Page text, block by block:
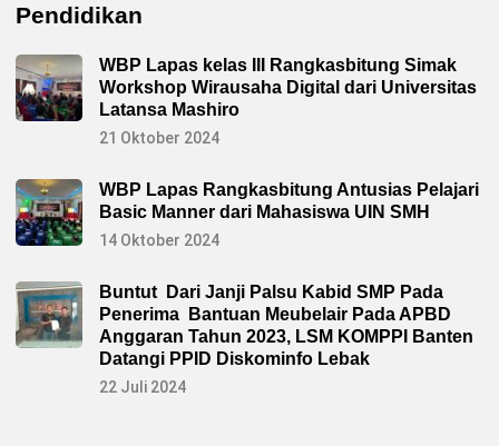
Pendidikan
WBP Lapas kelas III Rangkasbitung Simak
Workshop Wirausaha Digital dari Universitas
Latansa Mashiro
21 Oktober 2024
WBP Lapas Rangkasbitung Antusias Pelajari
Basic Manner dari Mahasiswa UIN SMH
14 Oktober 2024
Buntut Dari Janji Palsu Kabid SMP Pada
Penerima Bantuan Meubelair Pada APBD
Anggaran Tahun 2023, LSM KOMPPI Banten
Datangi PPID Diskominfo Lebak
22 Juli 2024